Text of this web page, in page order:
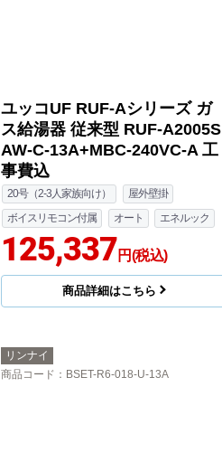
ユッコUF RUF-Aシリーズ ガ
ス給湯器 従来型 RUF-A2005S
AW-C-13A+MBC-240VC-A 工
事費込
20号（2-3人家族向け）
屋外壁掛
ボイスリモコン付属
オート エネルック
125,337円(税込)
商品詳細はこちら
リンナイ
商品コード ：BSET-R6-018-U-13A